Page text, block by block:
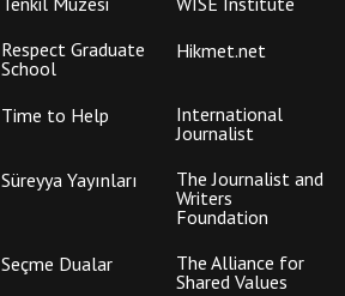
Respect Graduate
School
Hikmet.net
Time to Help
International
Journalist
Süreyya Yayınları
The Journalist and
Writers
Foundation
Seçme Dualar
The Alliance for
Shared Values